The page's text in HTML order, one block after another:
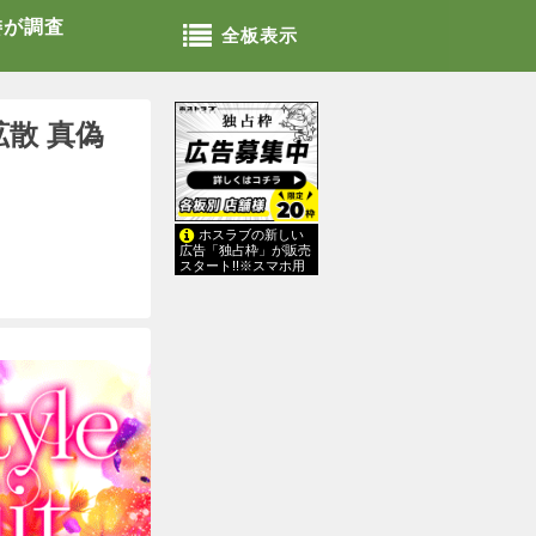
調査 全板表示
散 真偽
ホスラブの新しい
広告「独占枠」が販売
スタート!!※スマホ用